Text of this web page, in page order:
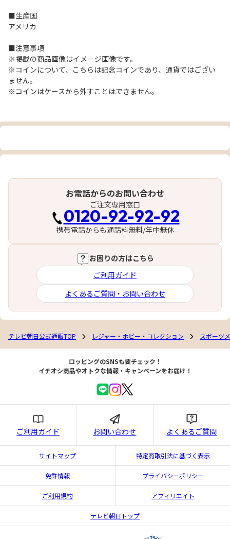
■生産国
アメリカ
■注意事項
※掲載の商品画像はイメージ画像です。
※コインについて、こちらは記念コインであり、通貨ではござい
ません。
※コインはケースから外すことはできません。
お電話からのお問い合わせ
ご注文専用窓口
0120-92-92-92
携帯電話からも通話料無料/年中無休
お困りの方はこちら
ご利用ガイド
よくあるご質問・お問い合わせ
テレビ朝日公式通販TOP レジャー・ホビー・コレクション スポーツ
ロッピングのSNSも要チェック！
イチオシ商品やオトクな情報・キャンペーンをお届け！
ご利用ガイド お問い合わせ よくあるご質問
サイトマップ 特定商取引法に基づく表示
免許情報 プライバシーポリシー
ご利用規約 アフィリエイト
テレビ朝日トップ